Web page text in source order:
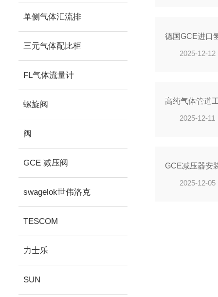
单侧气体汇流排
三元气体配比柜
FL气体流量计
螺旋阀
阀
GCE 减压阀
swagelok世伟洛克
TESCOM
力士乐
SUN
德国GCE进口
2025-12-12
高纯气体管道
2025-12-11
GCE减压器安
2025-12-05